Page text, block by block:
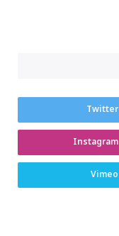
Twitter
Instagram
Vimeo